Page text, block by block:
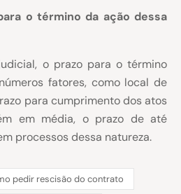
o término da ação dessa
o prazo para o término
fatores, como local de
para cumprimento dos atos
em média, o prazo de até
processos dessa natureza.
pedir rescisão do contrato